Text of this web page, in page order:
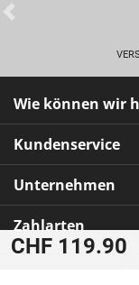
CHF 119.90
Previous
Wie können wir
Kundenservice
Unternehmen
Zahlarten